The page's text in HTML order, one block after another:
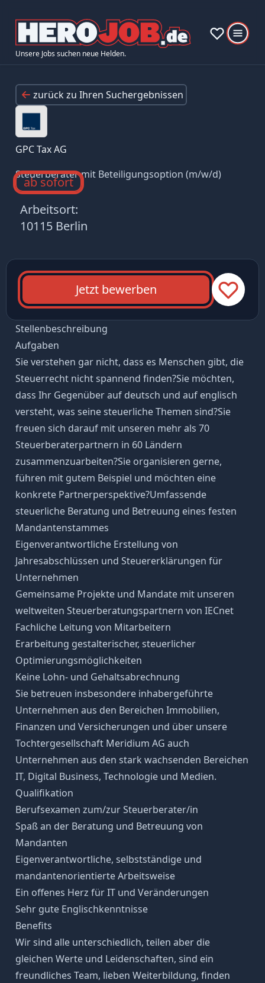
Unsere Jobs suchen neue Helden.
zurück zu Ihren Suchergebnissen
GPC Tax AG
Steuerberater mit Beteiligungsoption (m/w/d)
ab sofort
Arbeitsort:
10115 Berlin
Jetzt bewerben
Stellenbeschreibung
Aufgaben
Sie verstehen gar nicht, dass es Menschen gibt, die
Steuerrecht nicht spannend finden?Sie möchten,
dass Ihr Gegenüber auf deutsch und auf englisch
versteht, was seine steuerliche Themen sind?Sie
freuen sich darauf mit unseren mehr als 70
Steuerberaterpartnern in 60 Ländern
zusammenzuarbeiten?Sie organisieren gerne,
führen mit gutem Beispiel und möchten eine
konkrete Partnerperspektive?Umfassende
steuerliche Beratung und Betreuung eines festen
Mandantenstammes
Eigenverantwortliche Erstellung von
Jahresabschlüssen und Steuererklärungen für
Unternehmen
Gemeinsame Projekte und Mandate mit unseren
weltweiten Steuerberatungspartnern von IECnet
Fachliche Leitung von Mitarbeitern
Erarbeitung gestalterischer, steuerlicher
Optimierungsmöglichkeiten
Keine Lohn- und Gehaltsabrechnung
Sie betreuen insbesondere inhabergeführte
Unternehmen aus den Bereichen Immobilien,
Finanzen und Versicherungen und über unsere
Tochtergesellschaft Meridium AG auch
Unternehmen aus den stark wachsenden Bereichen
IT, Digital Business, Technologie und Medien.
Qualifikation
Berufsexamen zum/zur Steuerberater/in
Spaß an der Beratung und Betreuung von
Mandanten
Eigenverantwortliche, selbstständige und
mandantenorientierte Arbeitsweise
Ein offenes Herz für IT und Veränderungen
Sehr gute Englischkenntnisse
Benefits
Wir sind alle unterschiedlich, teilen aber die
gleichen Werte und Leidenschaften, sind ein
freundliches Team, lieben Weiterbildung, finden